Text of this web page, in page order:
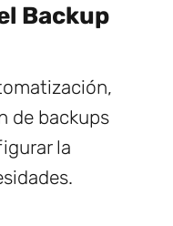
Backup
de backups
la